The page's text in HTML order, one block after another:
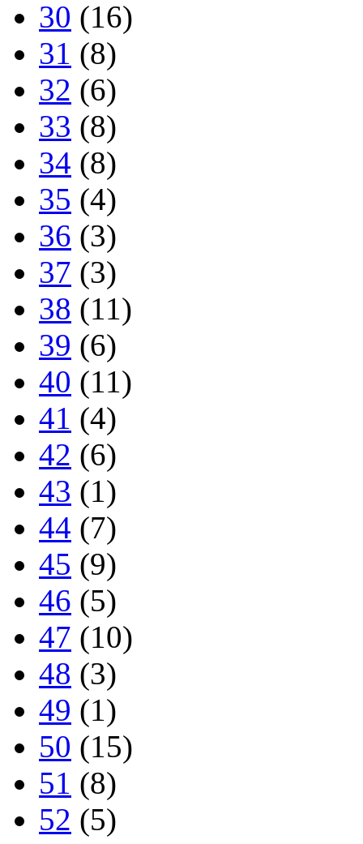
30 (16)
31 (8)
32 (6)
33 (8)
34 (8)
35 (4)
36 (3)
37 (3)
38 (11)
39 (6)
40 (11)
41 (4)
42 (6)
43 (1)
44 (7)
45 (9)
46 (5)
47 (10)
48 (3)
49 (1)
50 (15)
51 (8)
52 (5)